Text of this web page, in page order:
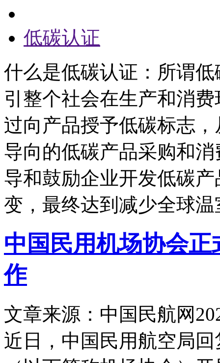
低碳认证
什么是低碳认证：所谓
引整个社会在生产和消
过向产品授予低碳标志
导向的低碳产品采购和
导和鼓励企业开发低碳
变，最终达到减少全球
中国民用机场协会
作
文章来源：中国民航网
近日，中国民用航空局